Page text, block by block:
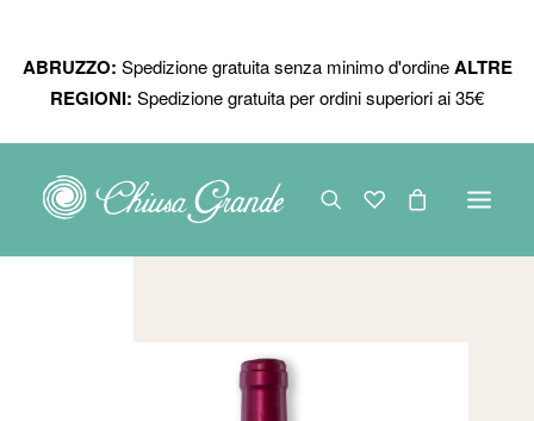
ABRUZZO: Spedizione gratuita senza minimo d'ordineALTRE
REGIONI: Spedizione gratuita per ordini superiori ai 35€